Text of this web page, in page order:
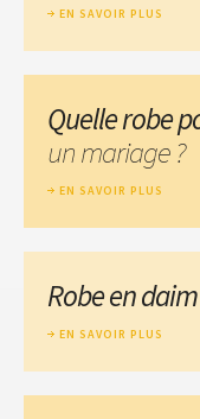
EN SAVOIR PLUS
Quelle robe
un mariage ?
EN SAVOIR PLUS
Robe en daim
EN SAVOIR PLUS